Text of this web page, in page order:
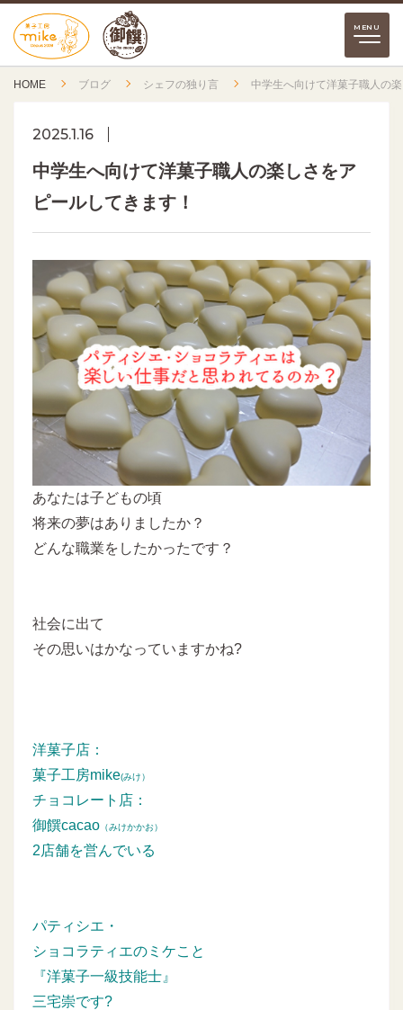
HOME ブログ シェフの独り言 中学生へ向けて洋菓子職人の
2025.1.16
中学生へ向けて洋菓子職人の楽しさをア
ピールしてきます！
あなたは子どもの頃
将来の夢はありましたか？
どんな職業をしたかったです？
社会に出て
その思いはかなっていますかね?
洋菓子店：
菓子工房mike(みけ）
チョコレート店：
御饌cacao （みけかかお）
2店舗を営んでいる
パティシエ・
ショコラティエのミケこと
『洋菓子一級技能士』
三宅崇です?